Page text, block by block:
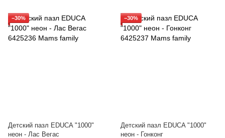
−30%
Детский пазл EDUCA "1000"
неон - Лас Вегас
−30%
Детский пазл EDUCA "1000"
неон - Гонконг